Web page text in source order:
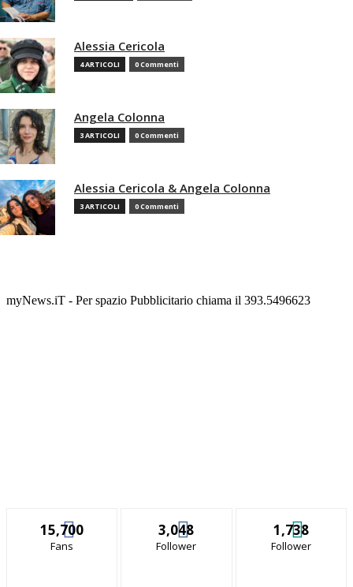
Alessia Cericola
4 ARTICOLI 0 Commenti
Angela Colonna
3 ARTICOLI 0 Commenti
Alessia Cericola & Angela Colonna
3 ARTICOLI 0 Commenti
myNews.iT - Per spazio Pubblicitario chiama il 393.5496623
15,700
Fans
3,048
Follower
1,738
Follower